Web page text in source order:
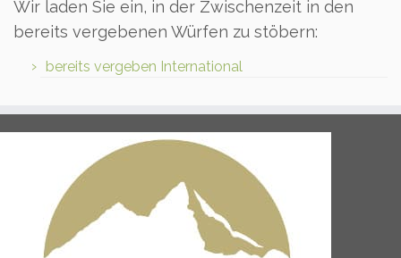
Wir laden Sie ein, in der Zwischenzeit in den
bereits vergebenen Würfen zu stöbern:
bereits vergeben International